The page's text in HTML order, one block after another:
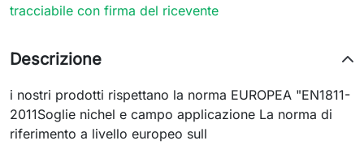
tracciabile con firma del ricevente
Descrizione
i nostri prodotti rispettano la norma EUROPEA "EN1811-
2011Soglie nichel e campo applicazione La norma di
riferimento a livello europeo sull